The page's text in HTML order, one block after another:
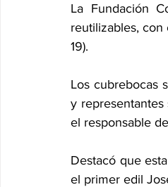
La Fundación
reutilizables, con
19).
Los cubrebocas
y representantes
el responsable
Destacó que
el primer edil